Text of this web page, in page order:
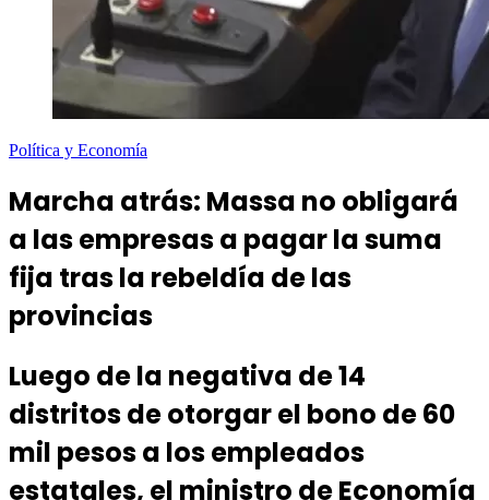
Política y Economía
Marcha atrás: Massa no obligará
a las empresas a pagar la suma
fija tras la rebeldía de las
provincias
Luego de la negativa de 14
distritos de otorgar el bono de 60
mil pesos a los empleados
estatales, el ministro de Economía